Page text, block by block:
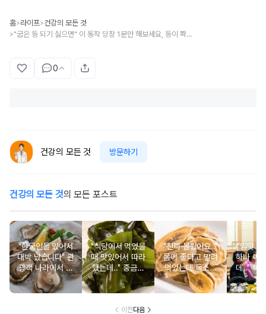
홈>라이프>건강의 모든 것
> "굽은 등 되기 싫으면" 이 동작 당장 1분만 해보세요, 등이 쫙 펴집니다
0
건강의 모든 것 방문하기
건강의 모든 것의 모든 포스트
"한국인들 있어서
대박 났습니다" 관
광객 나라에서 남
녀노소 보양식처
럼 먹는 음식
"식당에서 먹었을
때 맛있어서 따라
했는데.." 중금속
싹 다 빠질 줄 몰
랐어요
"진짜 몰랐어요.."
몸에 좋다고 말려
먹었는데 독소를
먹고 있었던 의외
의 음식
"입맛 없
하나 싸
데.." 북
외로 안
건
이전다음